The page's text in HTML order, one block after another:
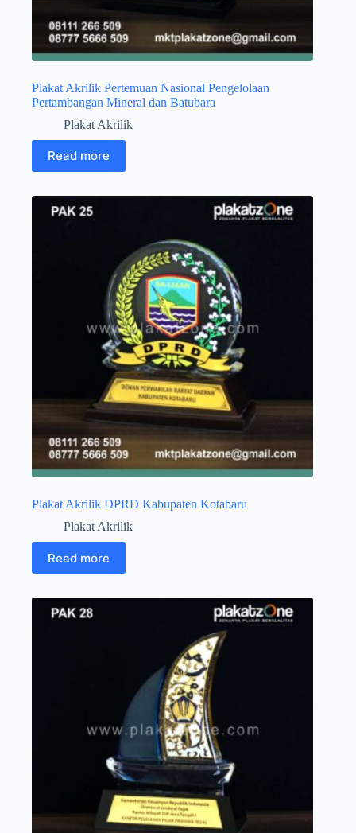
Plakat Akrilik Pertemuan Nasional Pengelolaan
Pertambangan Mineral dan Batubara
Plakat Akrilik
Read more
Plakat Akrilik DPRD Kabupaten Kotabaru
Plakat Akrilik
Read more